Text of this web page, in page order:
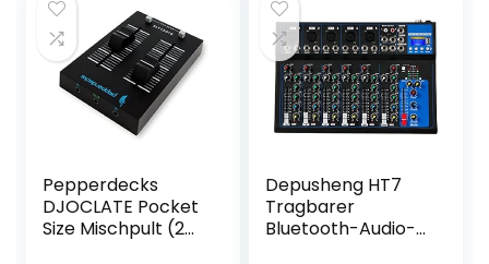
Pepperdecks
DJOCLATE Pocket
Size Mischpult (2
Depusheng HT7
Tragbarer
Bluetooth-Audio-